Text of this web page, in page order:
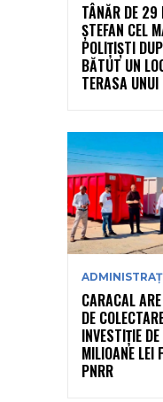
TÂNĂR DE 29
ȘTEFAN CEL
POLIȚIȘTI
BĂTUT UN
TERASA
CARACAL
DE
INVESTIȚIE
MILIOANE LEI
PNRR